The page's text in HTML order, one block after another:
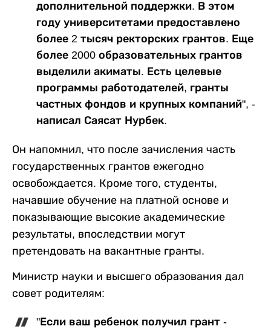
дополнительной поддержки. В этом
году университетами предоставлено
более 2 тысяч ректорских грантов. Еще
более 2000 образовательных грантов
выделили акиматы. Есть целевые
программы работодателей, гранты
частных фондов и крупных компаний", -
написал Саясат Нурбек.
Он напомнил, что после зачисления часть
государственных грантов ежегодно
освобождается. Кроме того, студенты,
начавшие обучение на платной основе и
показывающие высокие академические
результаты, впоследствии могут
претендовать на вакантные гранты.
Министр науки и высшего образования дал
совет родителям:
"Если ваш ребенок получил грант -